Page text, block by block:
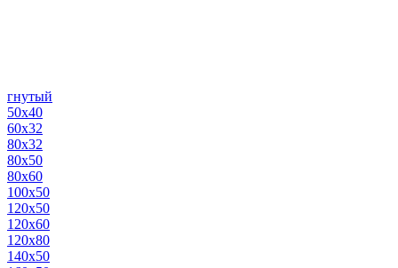
гнутый
50х40
60х32
80х32
80х50
80х60
100х50
120х50
120х60
120х80
140х50